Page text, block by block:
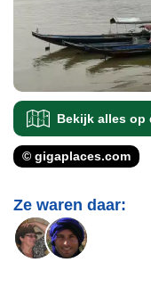
Bekijk alles op
© gigaplaces.com
Ze waren daar: